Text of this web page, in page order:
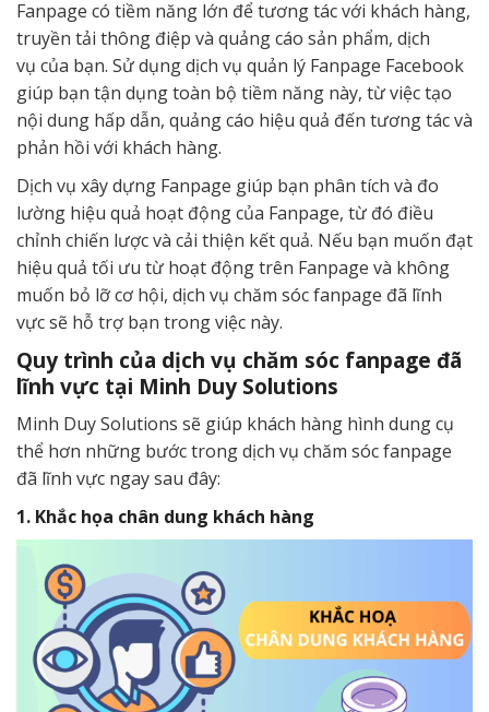
Fanpage có tiềm năng lớn để tương tác với khách hàng,
truyền tải thông điệp và quảng cáo sản phẩm, dịch
vụ của bạn. Sử dụng dịch vụ quản lý Fanpage Facebook
giúp bạn tận dụng toàn bộ tiềm năng này, từ việc tạo
nội dung hấp dẫn, quảng cáo hiệu quả đến tương tác và
phản hồi với khách hàng.
Dịch vụ xây dựng Fanpage giúp bạn phân tích và đo
lường hiệu quả hoạt động của Fanpage, từ đó điều
chỉnh chiến lược và cải thiện kết quả. Nếu bạn muốn đạt
hiệu quả tối ưu từ hoạt động trên Fanpage và không
muốn bỏ lỡ cơ hội, dịch vụ chăm sóc fanpage đã lĩnh
vực sẽ hỗ trợ bạn trong việc này.
Quy trình của dịch vụ chăm sóc fanpage đã
lĩnh vực tại Minh Duy Solutions
Minh Duy Solutions sẽ giúp khách hàng hình dung cụ
thể hơn những bước trong dịch vụ chăm sóc fanpage
đã lĩnh vực ngay sau đây:
1. Khắc họa chân dung khách hàng